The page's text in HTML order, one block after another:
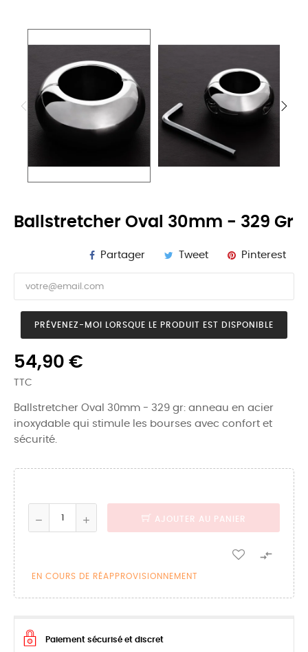
Ballstretcher Oval 30mm - 329 Gr
Partager Tweet Pinterest
PRÉVENEZ-MOI LORSQUE LE PRODUIT EST DISPONIBLE
54,90 €
TTC
Ballstretcher Oval 30mm - 329 gr: anneau en acier
inoxydable qui stimule les bourses avec confort et
sécurité.
AJOUTER AU PANIER

EN COURS DE RÉAPPROVISIONNEMENT
Paiement sécurisé et discret